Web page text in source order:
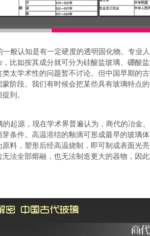
般认知是有一定硬度的透明固化物。专业
，比如按其成分就可分为硅酸盐玻璃、硼酸
类太学术性的问题暂不讨论。但中国早期的
蒙阶段。我们有时候会把某些具有玻璃特点
到。
起源，现在学术界普遍认为，商代的冶金
芽条件。高温溶结的釉滴可形成最早的玻璃
原料，塑形后经高温烧制，即可制成表面光
无法全部熔融，也无法制造更大的器物，因